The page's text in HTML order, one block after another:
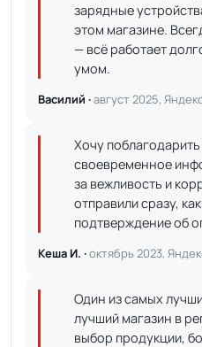
зарядные
этом магазине.
— всё работает
умом.
Василий ·август 2025,
Хочу
своевременное
за вежливость и
отправили сразу,
подтверждение об
Кеша И. ·октябрь 2023,
Один из самых
лучший магазин в
выбор продукции,